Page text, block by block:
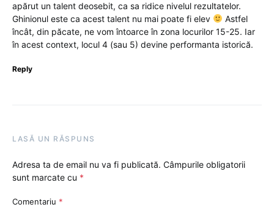
apărut un talent deosebit, ca sa ridice nivelul rezultatelor.
Ghinionul este ca acest talent nu mai poate fi elev
Astfel
încât, din păcate, ne vom întoarce în zona locurilor 15-25. Iar
în acest context, locul 4 (sau 5) devine performanta istorică.
Reply
LASĂ UN RĂSPUNS
Adresa ta de email nu va fi publicată. Câmpurile obligatorii
sunt marcate cu *
Comentariu *